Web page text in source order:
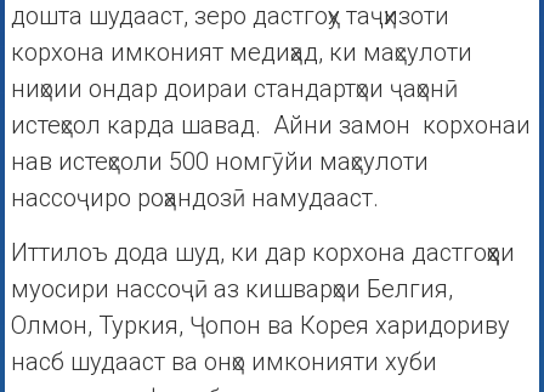
дошта шудааст, зеро дастгоҳу таҷҳизоти
корхона имконият медиҳад, ки маҳсулоти
ниҳоии ондар доираи стандартҳои ҷаҳонӣ
истеҳсол карда шавад. Айни замон корхонаи
нав истеҳсоли 500 номгӯйи маҳсулоти
нассоҷиро роҳандозӣ намудааст.
Иттилоъ дода шуд, ки дар корхона дастгоҳҳои
муосири нассоҷӣ аз кишварҳои Белгия,
Олмон, Туркия, Ҷопон ва Корея харидориву
насб шудааст ва онҳо имконияти хуби